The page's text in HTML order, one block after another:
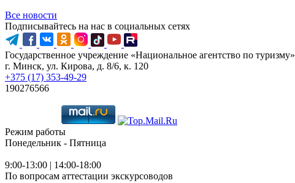
Все новости
Подписывайтесь на нас в социальных сетях
Государственное учреждение «Национальное агентство по туризму»
г. Минск, ул. Кирова, д. 8/6, к. 120
+375 (17) 353-49-29
190276566
Режим работы
Понедельник - Пятница
9:00-13:00 | 14:00-18:00
По вопросам аттестации экскурсоводов